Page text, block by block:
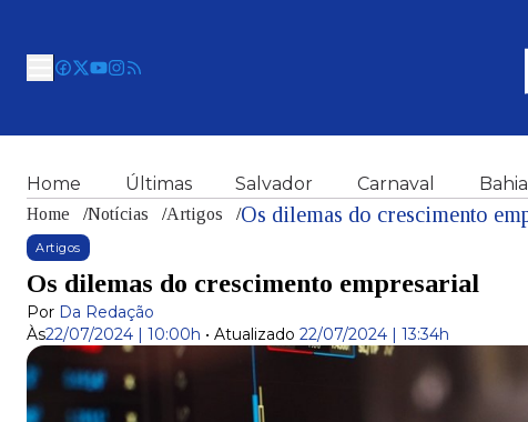
Home Últimas Salvador Carnaval Bahia
Home /Notícias /Artigos /Os dilemas do crescimento
Artigos
Os dilemas do crescimento empresarial
Por Da Redação
Às22/07/2024 | 10:00h • Atualizado 22/07/2024 | 13:34h